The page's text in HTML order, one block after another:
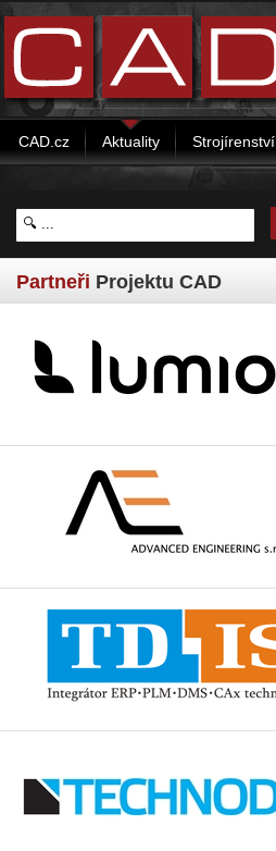
CAD.cz Aktuality Strojírenství
Partneři Projektu CAD